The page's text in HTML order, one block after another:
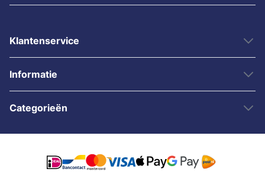
Klantenservice
Informatie
Categorieën